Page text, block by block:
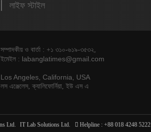
লাইফ স্টাইল
সম্পাদকীয় ও বার্তা : +১ ৩১০-৬১৯-৩৫৩২,
ইমেইল : labanglatimes@gmail.com
Los Angeles, California, USA
লস এঞ্জেলেস, ক্যালিফোর্নিয়া, ইউ এস এ
IT Lab Solutions Ltd. Helpline : +88 018 4248 5222